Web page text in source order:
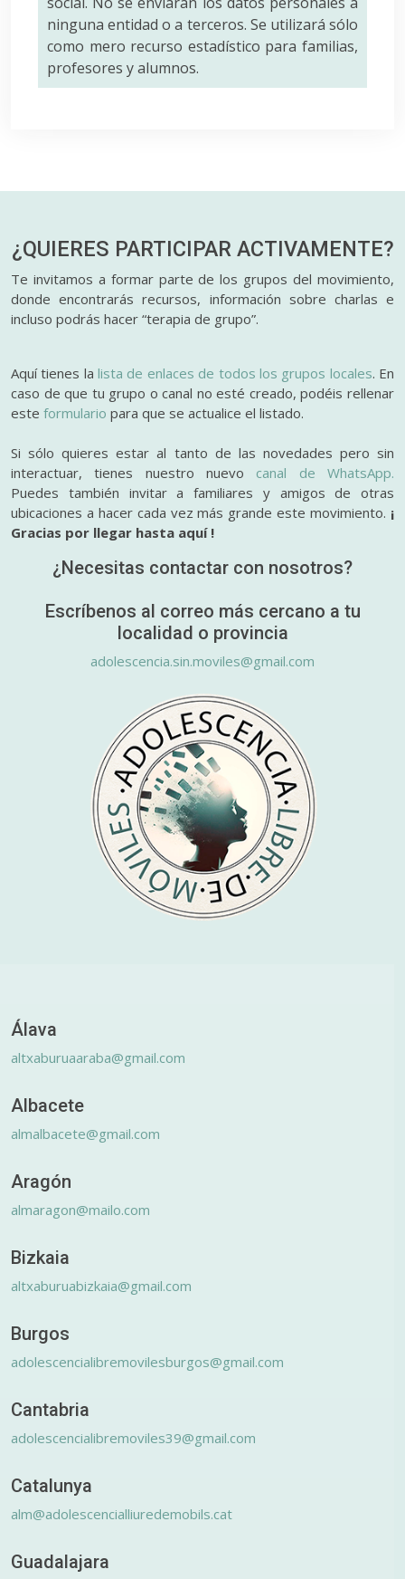
ninguna entidad o a terceros. Se utilizará sólo
como mero recurso estadístico para familias,
profesores y alumnos.
¿QUIERES PARTICIPAR ACTIVAMENTE?
Te invitamos a formar parte de los grupos del movimiento,
donde encontrarás recursos, información sobre charlas e
incluso podrás hacer “terapia de grupo”.
Aquí tienes lalista de enlaces de todos los grupos locales. En
caso de que tu grupo o canal no esté creado, podéis rellenar
este formulario para que se actualice el listado.
Si sólo quieres estar al tanto de las novedades pero sin
interactuar, tienes nuestro nuevo canal de WhatsApp.
Puedes también invitar a familiares y amigos de otras
ubicaciones a hacer cada vez más grande este movimiento. ¡
Gracias por llegar hasta aquí !
¿Necesitas contactar con nosotros?
Escríbenos al correo más cercano a tu
localidad o provincia
adolescencia.sin.moviles@gmail.com
Álava
altxaburuaaraba@gmail.com
Albacete
almalbacete@gmail.com
Aragón
almaragon@mailo.com
Bizkaia
altxaburuabizkaia@gmail.com
Burgos
adolescencialibremovilesburgos@gmail.com
Cantabria
adolescencialibremoviles39@gmail.com
Catalunya
alm@adolescencialliuredemobils.cat
Guadalajara